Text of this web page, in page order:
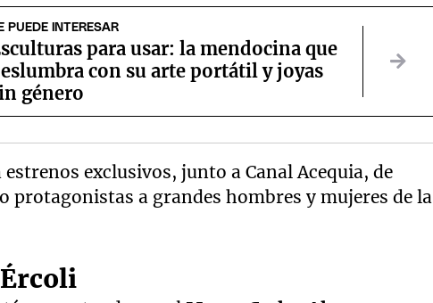
PUEDE INTERESAR
para usar: la mendocina que
con su arte portátil y joyas
género
exclusivos, junto a Canal Acequia, de
protagonistas a grandes hombres y mujeres de la